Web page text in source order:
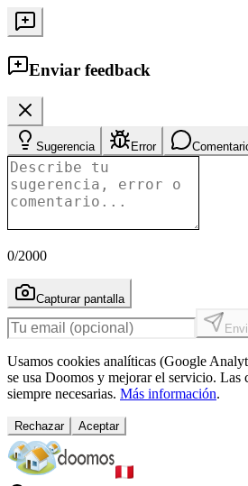
Enviar feedback
Sugerencia Error
0/2000
Capturar pantalla
Usamos cookies analíticas (Google
se usa Doomos y mejorar el servicio. Las
siempre necesarias. Más información.
Rechazar Aceptar